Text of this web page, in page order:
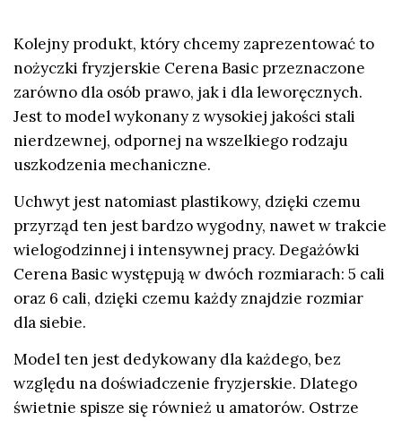
Kolejny produkt, który chcemy zaprezentować to
nożyczki fryzjerskie Cerena Basic przeznaczone
zarówno dla osób prawo, jak i dla leworęcznych.
Jest to model wykonany z wysokiej jakości stali
nierdzewnej, odpornej na wszelkiego rodzaju
uszkodzenia mechaniczne.
Uchwyt jest natomiast plastikowy, dzięki czemu
przyrząd ten jest bardzo wygodny, nawet w trakcie
wielogodzinnej i intensywnej pracy. Degażówki
Cerena Basic występują w dwóch rozmiarach: 5 cali
oraz 6 cali, dzięki czemu każdy znajdzie rozmiar
dla siebie.
Model ten jest dedykowany dla każdego, bez
względu na doświadczenie fryzjerskie. Dlatego
świetnie spisze się również u amatorów. Ostrze